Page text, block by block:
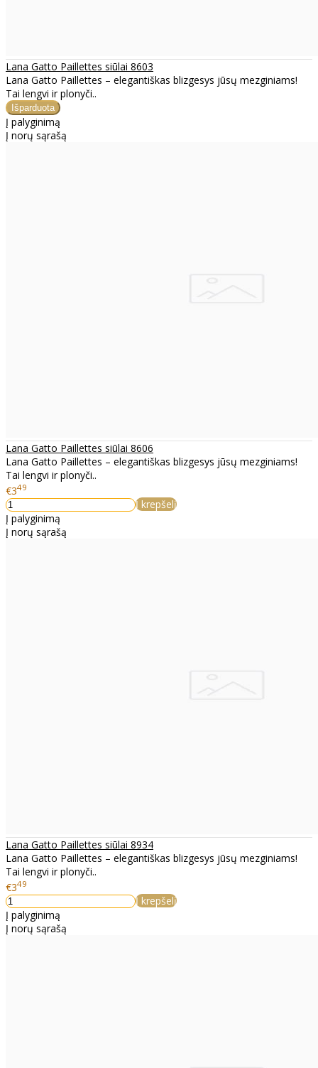
Lana Gatto Paillettes siūlai 8603
Lana Gatto Paillettes – elegantiškas blizgesys jūsų mezginiams!
Tai lengvi ir plonyči..
Į palyginimą
Į norų sąrašą
Lana Gatto Paillettes siūlai 8606
Lana Gatto Paillettes – elegantiškas blizgesys jūsų mezginiams!
Tai lengvi ir plonyči..
€349
Į krepšelį
Į palyginimą
Į norų sąrašą
Lana Gatto Paillettes siūlai 8934
Lana Gatto Paillettes – elegantiškas blizgesys jūsų mezginiams!
Tai lengvi ir plonyči..
€349
Į krepšelį
Į palyginimą
Į norų sąrašą